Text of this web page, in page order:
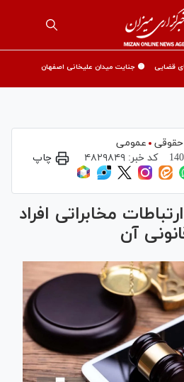
قضایی 🟡 جنایت میدان علیخانی اصفهان
عمومی
کد خبر:۴۸۲۹۸۴۹ چاپ
مخابراتی افراد
آن